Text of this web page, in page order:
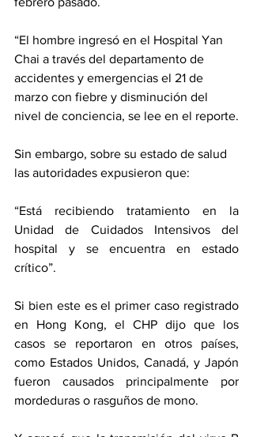
“El hombre ingresó en el Hospital Yan
Chai a través del departamento de
accidentes y emergencias el 21 de
marzo con fiebre y disminución del
nivel de conciencia, se lee en el reporte.
Sin embargo, sobre su estado de salud
las autoridades expusieron que:
“Está recibiendo tratamiento en la
Unidad de Cuidados Intensivos del
hospital y se encuentra en estado
crítico”.
Si bien este es el primer caso registrado
en Hong Kong, el CHP dijo que los
casos se reportaron en otros países,
como Estados Unidos, Canadá, y Japón
fueron causados ​​principalmente por
mordeduras o rasguños de mono.